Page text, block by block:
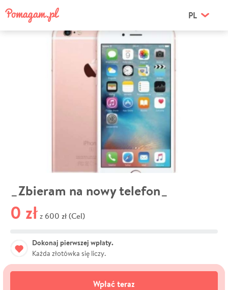
PL
_Zbieram na nowy telefon_
0 zł z 600 zł (Cel)
Dokonaj pierwszej wpłaty.
Każda złotówka się liczy.
Wpłać teraz